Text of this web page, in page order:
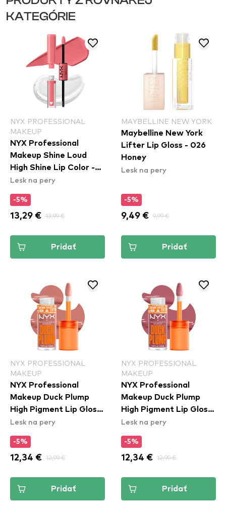
KATEGÓRIE
NYX PROFESSIONAL
MAKEUP
NYX Professional
Makeup Shine Loud
High Shine Lip Color -
01 Born To Hustle
Lesk na pery
-5%
13,29 € 13,99 €
Pridať
MAYBELLINE NEW YORK
Maybelline New York
Lifter Lip Gloss - 026
Honey
Lesk na pery
-5%
9,49 € 9,99 €
Pridať
NYX PROFESSIONAL
MAKEUP
NYX Professional
Makeup Duck Plump
High Pigment Lip Gloss
- Banging Bare
Lesk na pery
-5%
12,34 € 12,99 €
Pridať
NYX PROFESSIONAL
MAKEUP
NYX Professional
Makeup Duck Plump
High Pigment Lip Gloss
- Lilac On Lock
Lesk na pery
-5%
12,34 € 12,99 €
Pridať